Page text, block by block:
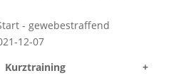
- gewebestraffend
12-07
Kurztraining
+